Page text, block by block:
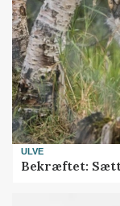
ULVE
Bekræftet: